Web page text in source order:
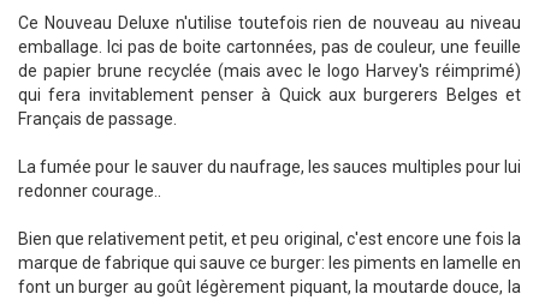
Ce Nouveau Deluxe n'utilise toutefois rien de nouveau au niveau
emballage. Ici pas de boite cartonnées, pas de couleur, une feuille
de papier brune recyclée (mais avec le logo Harvey's réimprimé)
qui fera invitablement penser à Quick aux burgerers Belges et
Français de passage.
La fumée pour le sauver du naufrage, les sauces multiples pour lui
redonner courage..
Bien que relativement petit, et peu original, c'est encore une fois la
marque de fabrique qui sauve ce burger: les piments en lamelle en
font un burger au goût légèrement piquant, la moutarde douce, la